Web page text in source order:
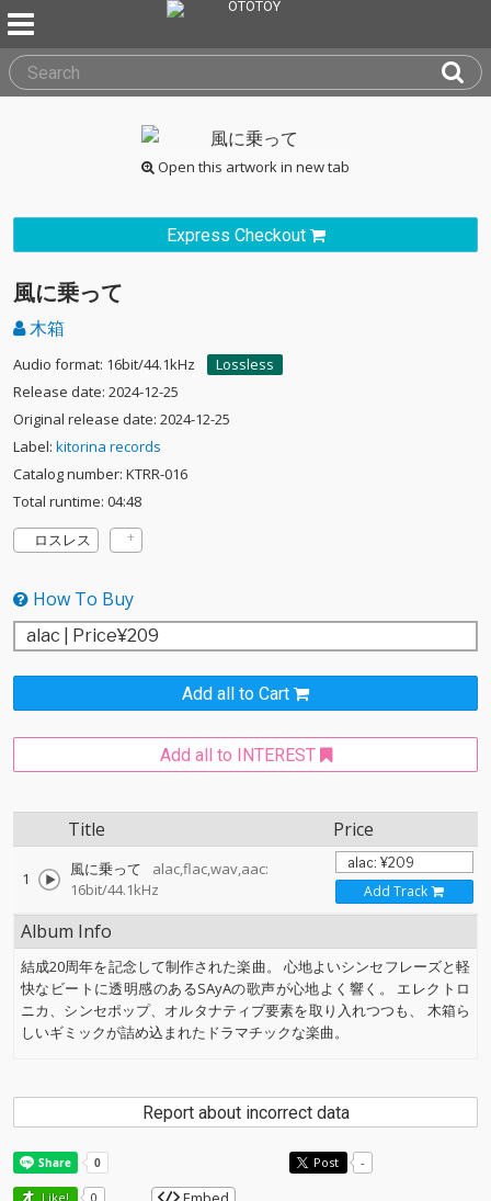
Open this artwork in new tab
Express Checkout
風に乗って
木箱
Audio format: 16bit/44.1kHz
Lossless
Release date: 2024-12-25
Original release date: 2024-12-25
Label: kitorina records
Catalog number: KTRR-016
Total runtime: 04:48
ロスレス
How To Buy
Add all to Cart
Add all to INTEREST
Title Price
1 風に乗って
alac,flac,wav,aac:
16bit/44.1kHz
Add Track
Album Info
結成20周年を記念して制作された楽曲。 心地よいシンセフレーズと軽
快なビートに透明感のあるSAyAの歌声が心地よく響く。 エレクトロ
ニカ、シンセポップ、オルタナティブ要素を取り入れつつも、 木箱ら
しいギミックが詰め込まれたドラマチックな楽曲。
Report about incorrect data
Post -
Like! 0